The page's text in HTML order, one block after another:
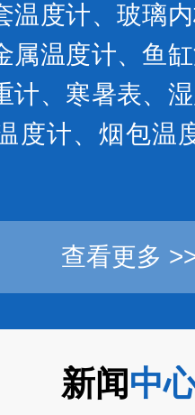
温度计、玻璃
属温度计、鱼
计、寒暑表、
度计、烟包温
查看更多
新闻中